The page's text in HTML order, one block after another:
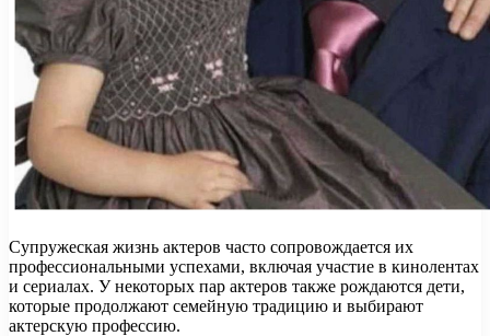
Супружеская жизнь актеров часто сопровождается их
профессиональными успехами, включая участие в кинолентах
и сериалах. У некоторых пар актеров также рождаются дети,
которые продолжают семейную традицию и выбирают
актерскую профессию.